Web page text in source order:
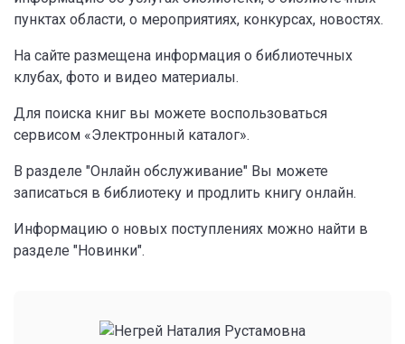
пунктах области, о мероприятиях, конкурсах, новостях.
На сайте размещена информация о библиотечных
клубах, фото и видео материалы.
Для поиска книг вы можете воспользоваться
сервисом «Электронный каталог».
В разделе "Онлайн обслуживание" Вы можете
записаться в библиотеку и продлить книгу онлайн.
Информацию о новых поступлениях можно найти в
разделе "Новинки".